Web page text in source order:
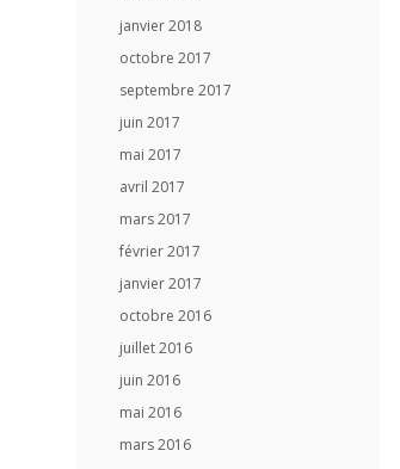
janvier 2018
octobre 2017
septembre 2017
juin 2017
mai 2017
avril 2017
mars 2017
février 2017
janvier 2017
octobre 2016
juillet 2016
juin 2016
mai 2016
mars 2016